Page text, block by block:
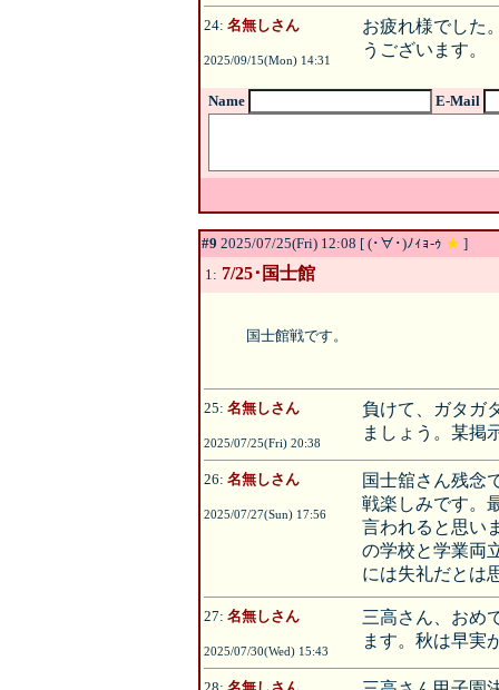
24: 名無しさん
2025/09/15(Mon) 14:31
お疲れ様でした
うございます。
Name E-Mail
#9 2025/07/25(Fri) 12:08 [ (･∀･)ﾉｨｮ-ｩ ★ ]
1: 7/25･国士館
国士館戦です。
25: 名無しさん
2025/07/25(Fri) 20:38
負けて、ガタガ
ましょう。某掲
26: 名無しさん
2025/07/27(Sun) 17:56
国士舘さん残念
戦楽しみです。
言われると思い
の学校と学業両
には失礼だとは
27: 名無しさん
2025/07/30(Wed) 15:43
三高さん、おめ
ます。秋は早実